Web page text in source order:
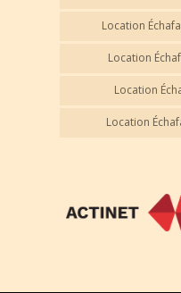
Location
Location
Location
Location